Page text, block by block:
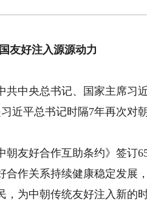
友好注入源源动力
中央总书记、国家主席习近
近平总书记时隔7年再次对
友好合作互助条约》签订
作关系持续健康稳定发展
为中朝传统友好注入新的